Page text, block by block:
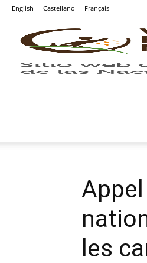
English Castellano Français
les